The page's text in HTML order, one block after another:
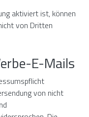
aktiviert ist, können
von Dritten
E-Mails
von nicht